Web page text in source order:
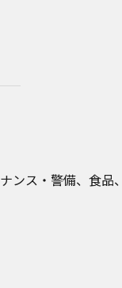
ス・警備、食品